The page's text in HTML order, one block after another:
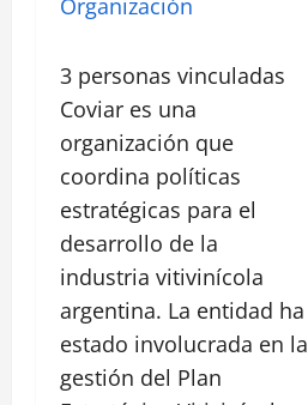
Organización
3 personas vinculadas
Coviar es una
organización que
coordina políticas
estratégicas para el
desarrollo de la
industria vitivinícola
argentina. La entidad ha
estado involucrada en la
gestión del Plan